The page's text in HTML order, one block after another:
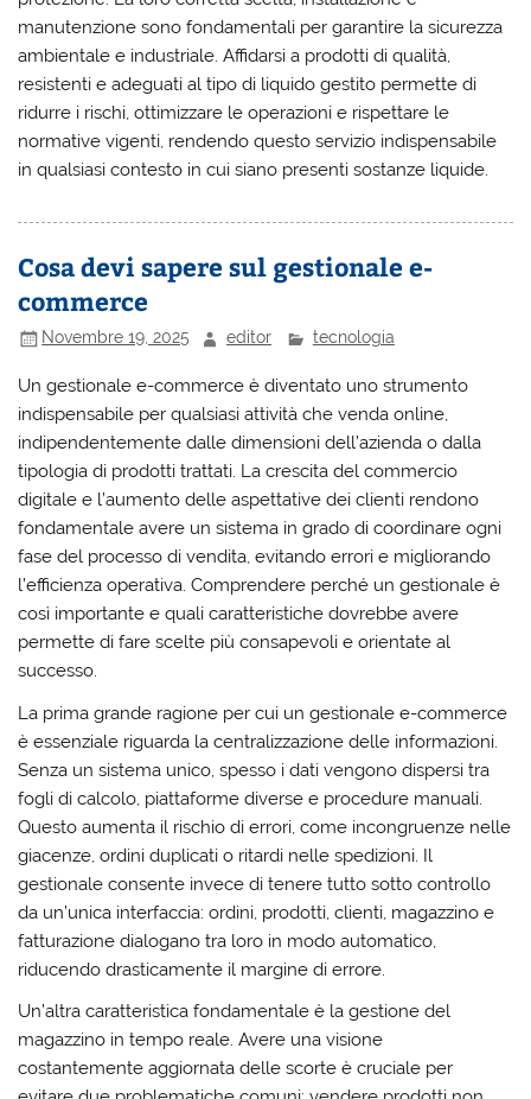
manutenzione sono fondamentali per garantire la sicurezza
ambientale e industriale. Affidarsi a prodotti di qualità,
resistenti e adeguati al tipo di liquido gestito permette di
ridurre i rischi, ottimizzare le operazioni e rispettare le
normative vigenti, rendendo questo servizio indispensabile
in qualsiasi contesto in cui siano presenti sostanze liquide.
Cosa devi sapere sul gestionale e-
commerce
Novembre 19, 2025 editor tecnologia
Un gestionale e-commerce è diventato uno strumento
indispensabile per qualsiasi attività che venda online,
indipendentemente dalle dimensioni dell’azienda o dalla
tipologia di prodotti trattati. La crescita del commercio
digitale e l’aumento delle aspettative dei clienti rendono
fondamentale avere un sistema in grado di coordinare ogni
fase del processo di vendita, evitando errori e migliorando
l’efficienza operativa. Comprendere perché un gestionale è
così importante e quali caratteristiche dovrebbe avere
permette di fare scelte più consapevoli e orientate al
successo.
La prima grande ragione per cui un gestionale e-commerce
è essenziale riguarda lacentralizzazione delle informazioni.
Senza un sistema unico, spesso i dati vengono dispersi tra
fogli di calcolo, piattaforme diverse e procedure manuali.
Questo aumenta il rischio di errori, come incongruenze nelle
giacenze, ordini duplicati o ritardi nelle spedizioni. Il
gestionale consente invece di tenere tutto sotto controllo
da un’unica interfaccia: ordini, prodotti, clienti, magazzino e
fatturazione dialogano tra loro in modo automatico,
riducendo drasticamente il margine di errore.
Un’altra caratteristica fondamentale è lagestione del
magazzino in tempo reale. Avere una visione
costantemente aggiornata delle scorte è cruciale per